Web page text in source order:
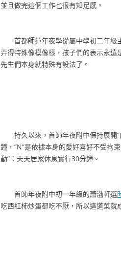
並且做完這個工作也很有知足感。
首都師范年夜學從屬中學初二年級
弄得特殊像模像樣，孩子們的表示永遠
先生們本身就特殊有設法了。
持久以來，首師年夜附中保持展開“
鐘，“N”是依據本身的愛好喜好不受拘
動”：天天居家休息實行30分鐘。
首師年夜附中初一年級的蕭渤軒選
吃西紅柿炒蛋都吃不厭，所以這道菜就